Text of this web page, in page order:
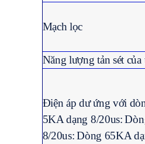
Mạch lọc
Năng lượng tản sét của
Điện áp dư ứng với
5KA dạng 8/20us:
8/20us:Dòng 65KA